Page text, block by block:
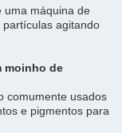
uma máquina de
agitando
moinho de
comumente usados
e pigmentos para